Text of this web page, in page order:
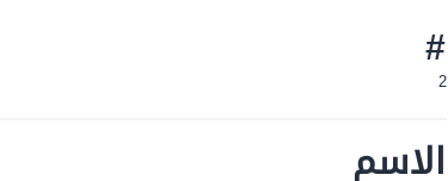
#
2
الاسم